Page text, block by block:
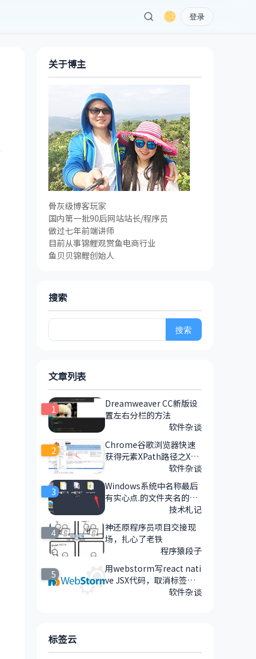
登录
关于博主
骨灰级博客玩家
国内第一批90后网站站长/程序员
做过七年前端讲师
目前从事锦鲤观赏鱼电商行业
鱼贝贝锦鲤创始人
搜索
搜
文章列表
1
Dreamweaver CC新版设
置左右分栏的方法
软件杂谈
2
Chrome谷歌浏览器快速
获得元素XPath路径之XPa
软件杂谈
3
Windows系统中名称最后
有实心点.的文件夹名的删
技术札记
4
神还原程序员项目交接现
场，扎心了老铁
程序猿段子
5
用webstorm写react nati
ve JSX代码，取消标签默
认灰色背景的方法软件杂谈
标签云